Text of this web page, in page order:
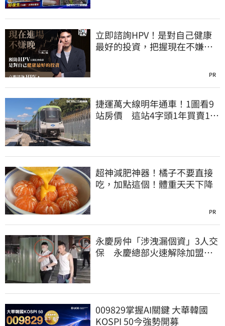
立即諮詢HPV！是對自己健康
最好的投資，把握現在不嫌
PR
捷運萬大線明年通車！1圖看9
站房價 這站4字頭1年買賣174
超神減肥神器！橘子不要直接
吃，加點這個！體重天天下降
PR
永慶房仲「涉洩漏個資」3人交
保 永慶總部火速解除加盟：
009829掌握AI關鍵 大華韓國
KOSPI 50今強勢開募